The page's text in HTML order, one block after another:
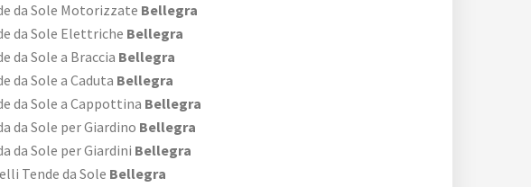
da Sole Motorizzate Bellegra
da Sole Elettriche Bellegra
da Sole a Braccia Bellegra
da Sole a Caduta Bellegra
da Sole a Cappottina Bellegra
da Sole per Giardino Bellegra
da Sole per Giardini Bellegra
Tende da Sole Bellegra